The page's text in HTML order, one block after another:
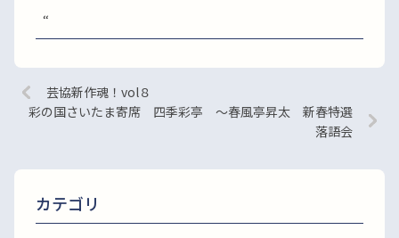
“
芸協新作魂！vol８
彩の国さいたま寄席 四季彩亭 ～春風亭昇太 新春特選
落語会
カテゴリ